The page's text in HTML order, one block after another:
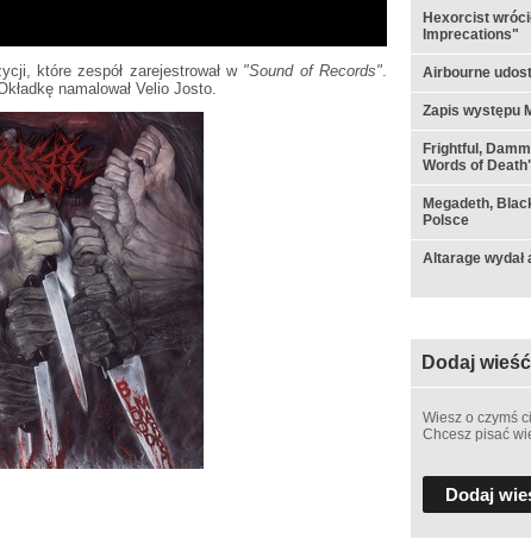
które zespół zarejestrował w"Sound of Records"
Okładkę namalował Velio Josto.
Hexorcist
Imprecations"
Airbourne
Zapis występu
Frightful,
Words of
Megadeth,
Polsce
Altarage wydał
Dodaj wieść
Wiesz o czymś
Chcesz pisać
Dodaj